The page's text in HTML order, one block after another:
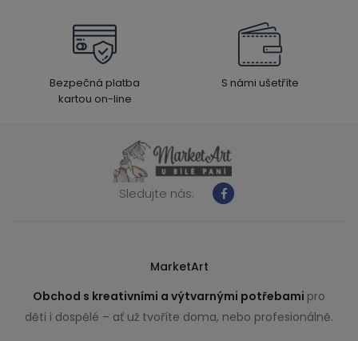
Bezpečná platba
kartou on-line
S námi ušetříte
Sledujte nás:
MarketArt
Obchod s kreativními a výtvarnými potřebami pro
děti i dospělé – ať už tvoříte doma, nebo profesionálně.